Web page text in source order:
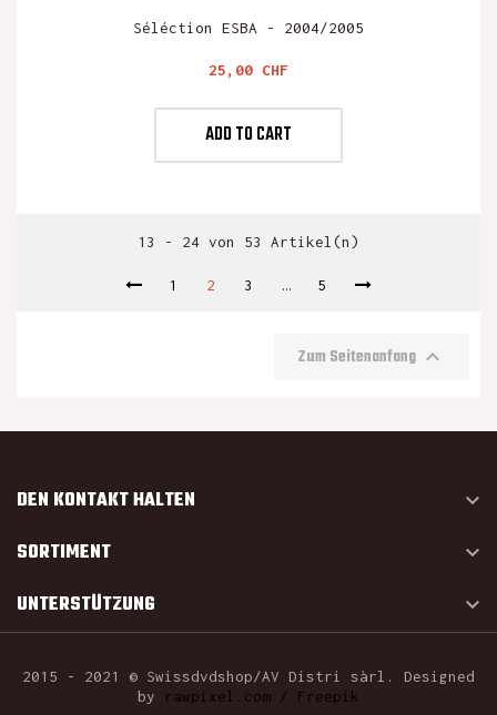
Séléction ESBA - 2004/2005
Preis
25,00 CHF
ADD TO CART
13 - 24 von 53 Artikel(n)
1 2 3 … 5
Zum Seitenanfang 
DEN KONTAKT HALTEN 
SORTIMENT 
UNTERSTÜTZUNG 
2015 - 2021 © Swissdvdshop/AV Distri sàrl. Designed
by
rawpixel.com / Freepik